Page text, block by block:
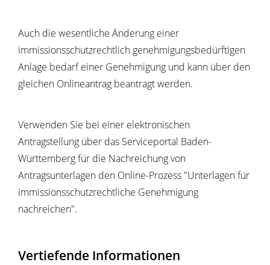
Auch die wesentliche Änderung einer
immissionsschutzrechtlich genehmigungsbedürftigen
Anlage bedarf einer Genehmigung und kann über den
gleichen Onlineantrag beantragt werden.
Verwenden Sie bei einer elektronischen
Antragstellung über das Serviceportal Baden-
Württemberg für die Nachreichung von
Antragsunterlagen den Online-Prozess "Unterlagen für
immissionsschutzrechtliche Genehmigung
nachreichen".
Vertiefende Informationen